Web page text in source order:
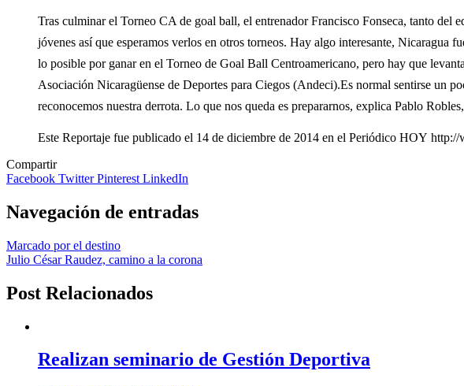
Tras culminar el Torneo CA de goal ball, el entrenador Francisco Fonseca, tanto del
jóvenes así que esperamos verlos en otros torneos. Hay algo interesante, Nicaragua
lo posible por ganar en el Torneo de Goal Ball Centroamericano, pero hay que
Asociación Nicaragüense de Deportes para Ciegos (Andeci).Es normal sentirse un
reconocemos nuestra derrota. Lo que nos queda es prepararnos, explica Pablo
Este Reportaje fue publicado el 14 de diciembre de 2014 en el Periódico HOY
Compartir
Facebook TwitterPinterest LinkedIn
Navegación de entradas
Marcado por el destino
Julio César Raudez, camino a la corona
Post Relacionados
Realizan seminario de Gestión Deportiva